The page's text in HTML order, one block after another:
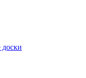
доски